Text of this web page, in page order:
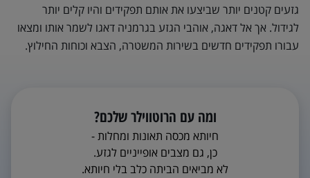
גזעים קטנים יותר שביצעו את אותם תפקידים והיו קלים יותר
לגידול. אך אל דאגה, אוהבי הגזע בגרמניה דאגו לשמר אותו ומצאו
עבורו תפקידים חדשים בשירות המשטרה, הצבא וכוחות החילוץ.
ומה עם הרוטווילר שלכם?
חיותא מכסה תאונות ומחלות -
כן, גם מצבים אופייניים לגזע.
לא מביאים הביתה כלב בלי חיותא.